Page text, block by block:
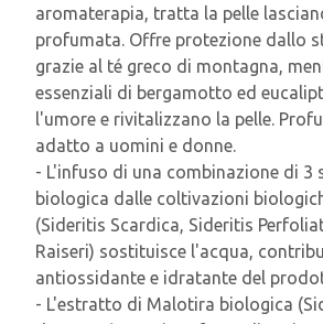
aromaterapia, tratta la pelle
profumata. Offre protezione dallo
grazie al té greco di montagna,
essenziali di bergamotto ed
l'umore e rivitalizzano la pelle.
adatto a uomini e donne.
- L'infuso di una combinazione di 3
biologica dalle coltivazioni
(Sideritis Scardica, Sideritis
Raiseri) sostituisce l'acqua,
antiossidante e idratante del
- L'estratto di Malotira biologica